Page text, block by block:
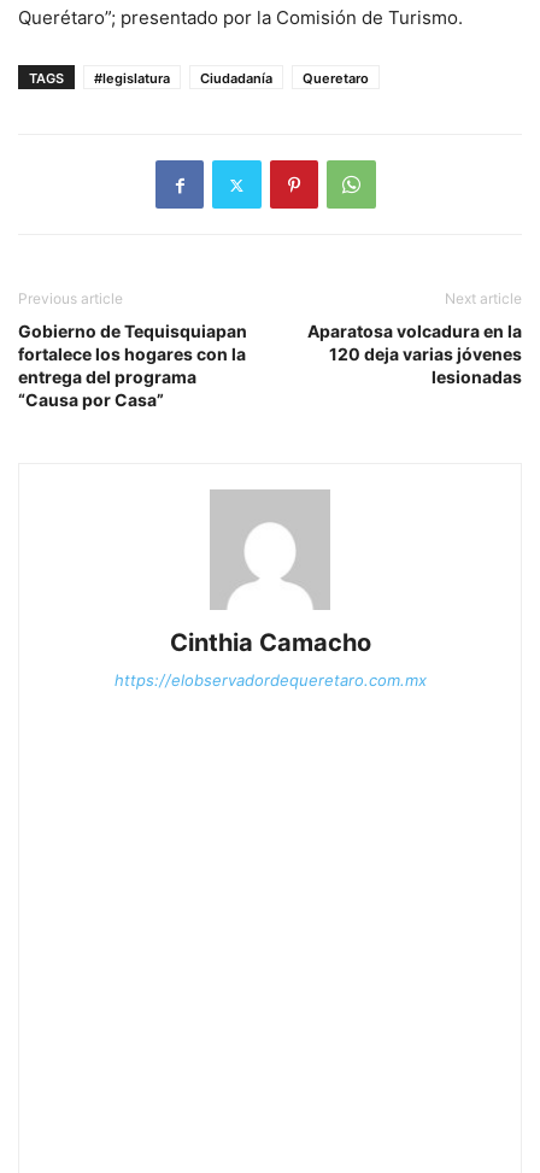
Querétaro”; presentado por la Comisión de Turismo.
TAGS #legislatura Ciudadanía Queretaro
Previous article
Gobierno de Tequisquiapan
fortalece los hogares con la
entrega del programa
“Causa por Casa”
Next article
Aparatosa volcadura en la
120 deja varias jóvenes
lesionadas
Cinthia Camacho
https://elobservadordequeretaro.com.mx